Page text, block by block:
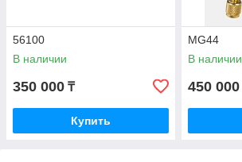
56100
В наличии
350 000 ₸
Купить
MG44
В наличии
450 000